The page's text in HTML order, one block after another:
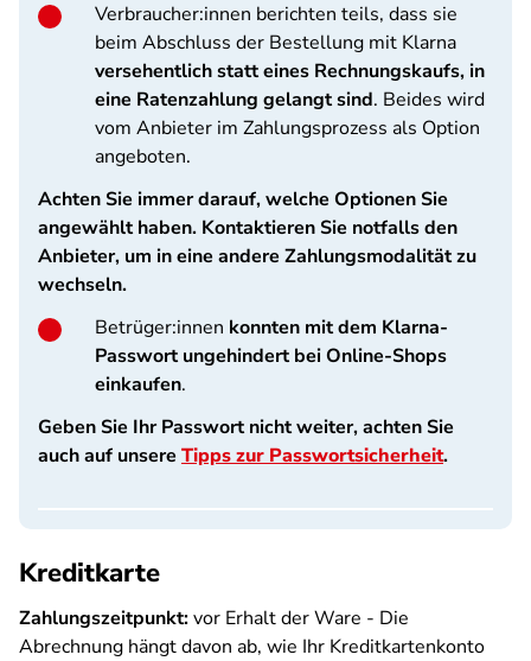
Verbraucher:innen berichten teils, dass sie
beim Abschluss der Bestellung mit Klarna
versehentlich statt eines Rechnungskaufs, in
eine Ratenzahlung gelangt sind. Beides wird
vom Anbieter im Zahlungsprozess als Option
angeboten.
Achten Sie immer darauf, welche Optionen Sie
angewählt haben. Kontaktieren Sie notfalls den
Anbieter, um in eine andere Zahlungsmodalität zu
wechseln.
Betrüger:innen konnten mit dem Klarna-
Passwort ungehindert bei Online-Shops
einkaufen.
Geben Sie Ihr Passwort nicht weiter, achten Sie
auch auf unsere Tipps zur Passwortsicherheit.
Kreditkarte
Zahlungszeitpunkt:vor Erhalt der Ware - Die
Abrechnung hängt davon ab, wie Ihr Kreditkartenkonto